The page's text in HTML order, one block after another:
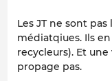
Les JT ne sont
médiatqiues. Ils
recycleurs). Et
propage pas.